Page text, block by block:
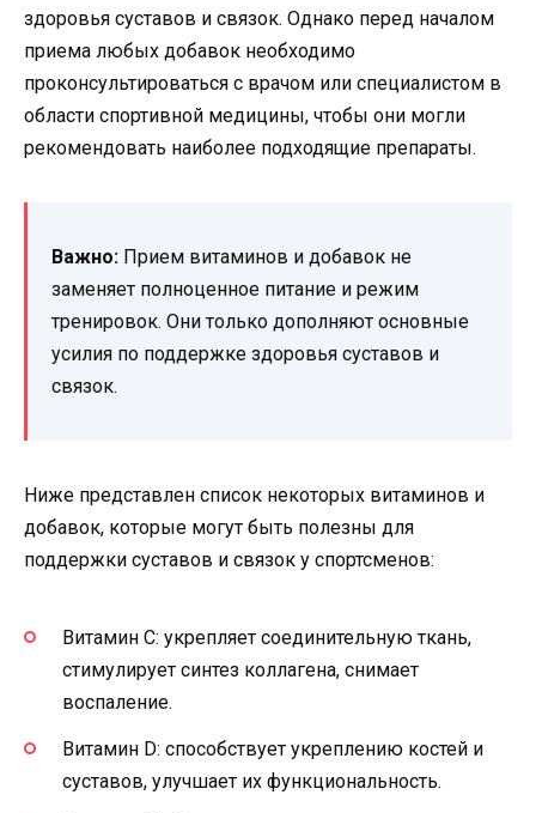
здоровья суставов и связок. Однако перед началом
приема любых добавок необходимо
проконсультироваться с врачом или специалистом в
области спортивной медицины, чтобы они могли
рекомендовать наиболее подходящие препараты.
Важно: Прием витаминов и добавок не
заменяет полноценное питание и режим
тренировок. Они только дополняют основные
усилия по поддержке здоровья суставов и
связок.
Ниже представлен список некоторых витаминов и
добавок, которые могут быть полезны для
поддержки суставов и связок у спортсменов:
Витамин С: укрепляет соединительную ткань,
стимулирует синтез коллагена, снимает
воспаление.
Витамин D: способствует укреплению костей и
суставов, улучшает их функциональность.